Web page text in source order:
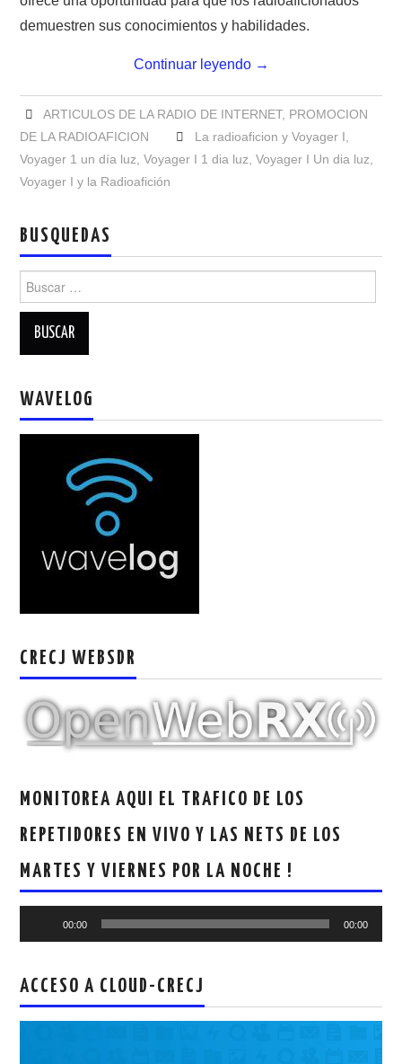
SALÓN DE LA FAMA DEL CRECJ
SOLICITUD DE INGRESO
SOTA Y POTA
W5WIN
CRECJ
MUMLA APP ( MUY FÁCIL )
demuestren sus conocimientos y habilidades.
Continuar leyendo →
ARTICULOS DE LA RADIO DE INTERNET, PROMOCION
DE LA RADIOAFICION
La radioaficion y Voyager I,
Voyager 1 un día luz,Voyager I 1 dia luz,Voyager I Un dia luz,
Voyager I y la Radioafición
BUSQUEDAS
Buscar:
WAVELOG
CRECJ WEBSDR
MONITOREA AQUI EL TRAFICO DE LOS
REPETIDORES EN VIVO Y LAS NETS DE LOS
MARTES Y VIERNES POR LA NOCHE !
00:00 00:00
ACCESO A CLOUD-CRECJ